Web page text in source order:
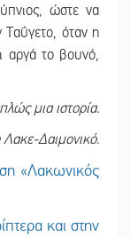
ώστε να
Ταΰγετο, όταν η
αργά το βουνό,
μια ιστορία.
Δαιμονικό.
«Λακωνικός
και στην